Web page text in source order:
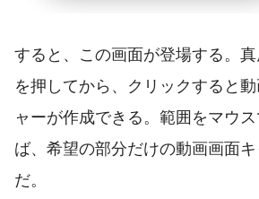
すると、この画面が登場する。
を押してから、クリックすると
ャーが作成できる。範囲をマウ
ば、希望の部分だけの動画画面
だ。